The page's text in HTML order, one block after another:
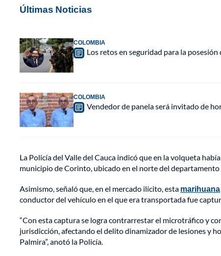
Últimas Noticias
COLOMBIA
Los retos en seguridad para la
COLOMBIA
Vendedor de panela será invitado de
La Policía del Valle del Cauca indicó que en la volqueta
municipio de Corinto, ubicado en el norte del departamento
Asimismo, señaló que, en el mercado ilícito, esta marihuana
conductor del vehículo en el que era transportada fue
“Con esta captura se logra contrarrestar el microtráfico y
jurisdicción, afectando el delito dinamizador de lesiones y
Palmira”, anotó la Policía.